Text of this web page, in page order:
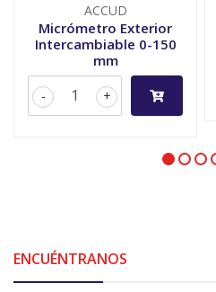
ACCUD
Micrómetro Exterior
Intercambiable 0-150
mm
+
-
ENCUÉNTRANOS